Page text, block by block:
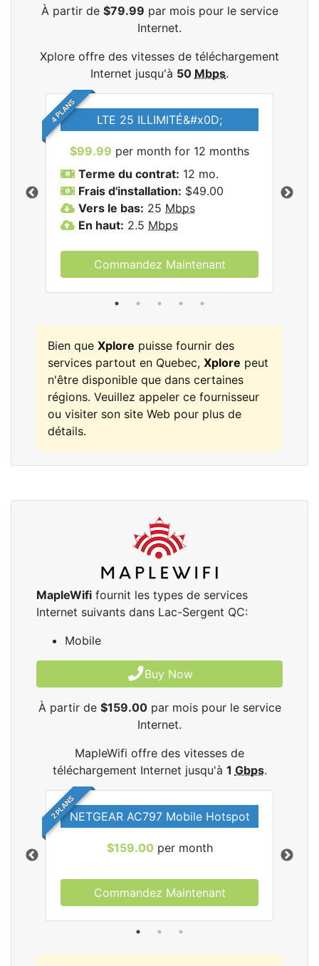
À partir de $79.99 par mois pour le service
Internet.
Xplore offre des vitesses de téléchargement
Internet jusqu'à 50 Mbps.
4 PLANS LTE 25 ILLIMITÉ&#x0D;
$99.99 per month for 12 months
Terme du contrat: 12 mo.
Frais d'installation: $49.00
Vers le bas: 25 Mbps
En haut: 2.5 Mbps
Commandez Maintenant
Bien que Xplore puisse fournir des
services partout en Quebec, Xplore peut
n'être disponible que dans certaines
régions. Veuillez appeler ce fournisseur
ou visiter son site Web pour plus de
détails.
MapleWifi fournit les types de services
Internet suivants dans Lac-Sergent QC:
Mobile
Buy Now
À partir de $159.00par mois pour le service
Internet.
MapleWifi offre des vitesses de
téléchargement Internet jusqu'à 1 Gbps.
2 PLANSNETGEAR AC797 Mobile Hotspot
$159.00 per month
Commandez Maintenant